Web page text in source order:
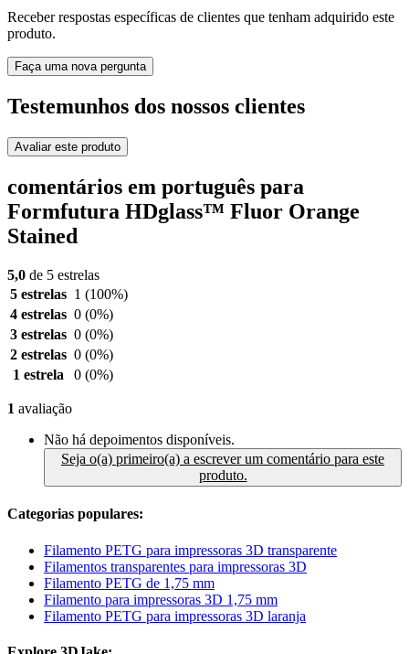
Receber respostas específicas de clientes que tenham adquirido este
produto.
Faça uma nova pergunta
Testemunhos dos nossos clientes
Avaliar este produto
comentários em português para
Formfutura HDglass™ Fluor Orange
Stained
5,0 de 5 estrelas
5 estrelas 1 (100%)
4 estrelas 0 (0%)
3 estrelas 0 (0%)
2 estrelas 0 (0%)
1 estrela
0 (0%)
1 avaliação
Não há depoimentos disponíveis.
Seja o(a) primeiro(a) a escrever um comentário para este
produto.
Categorias populares:
Filamento PETG para impressoras 3D transparente
Filamentos transparentes para impressoras 3D
Filamento PETG de 1,75 mm
Filamento para impressoras 3D 1,75 mm
Filamento PETG para impressoras 3D laranja